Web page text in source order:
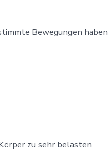
Bewegungen haben
zu sehr belasten